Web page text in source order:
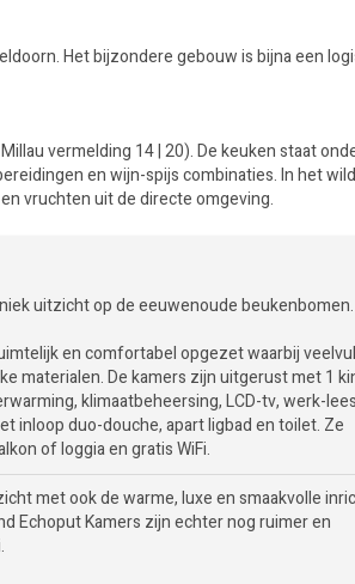
Het bijzondere gebouw is bijna een
vermelding 14 | 20). De keuken staat
en wijn-spijs combinaties. In het
vruchten uit de directe omgeving.
uitzicht op de eeuwenoude beukenbomen.
en comfortabel opgezet waarbij
materialen. De kamers zijn uitgerust met 1
klimaatbeheersing, LCD-tv, werk-
inloop duo-douche, apart ligbad en toilet. Ze
of loggia en gratis WiFi.
met ook de warme, luxe en smaakvolle
Echoput Kamers zijn echter nog ruimer en